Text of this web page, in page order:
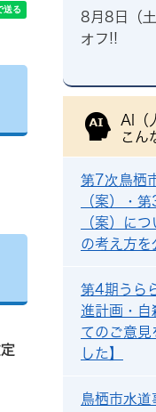
8月8日（
オフ!!
AI（
こん
第7次鳥栖
（案）・
（案）に
の考え方を
第4期うら
進計画・自
てのご意見
した】
鳥栖市水道